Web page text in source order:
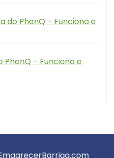
do PhenQ – Funciona e
PhenQ – Funciona e